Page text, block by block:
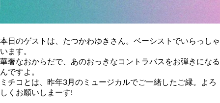
本日のゲストは、たつかわゆきさん。ベーシストでいらっしゃ
います。
華奢なおからだで、あのおっきなコントラバスをお弾きになる
んですよ。
ミチコとは、昨年3月のミュージカルでご一緒したご縁。よろ
しくお願いしまーす!